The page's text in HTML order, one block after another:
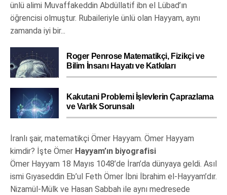
ünlü alimi Muvaffakeddin Abdüllatif ibn el Lübad’ın
öğrencisi olmuştur. Rubaileriyle ünlü olan Hayyam, aynı
zamanda iyi bir...
Roger Penrose Matematikçi, Fizikçi ve
Bilim İnsanı Hayatı ve Katkıları
Kakutani Problemi İşlevlerin Çaprazlama
ve Varlık Sorunsalı
İranlı şair, matematikçi Ömer Hayyam. Ömer Hayyam
kimdir? İşte Ömer Hayyam’ın biyografisi
Ömer Hayyam 18 Mayıs 1048’de İran’da dünyaya geldi. Asıl
ismi Gıyaseddin Eb’ul Feth Ömer İbni İbrahim el-Hayyam’dır.
Nizamül-Mülk ve Hasan Sabbah ile aynı medresede